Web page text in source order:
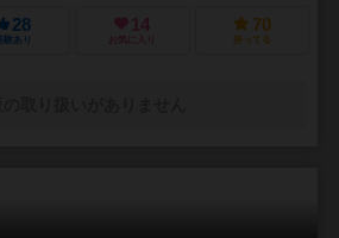
28
験あり
14
お気に入り
70
持ってる